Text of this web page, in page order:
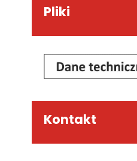
Pliki
Kontakt